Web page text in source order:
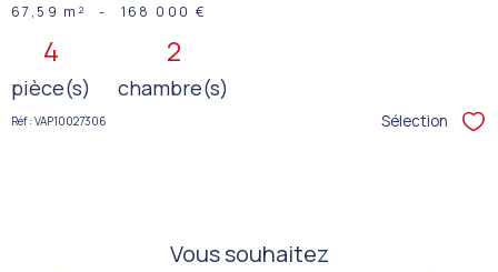
67,59 m² - 168 000 €
4
pièce(s)
2
chambre(s)
Réf : VAP10027306 Sélection
Vous souhaitez